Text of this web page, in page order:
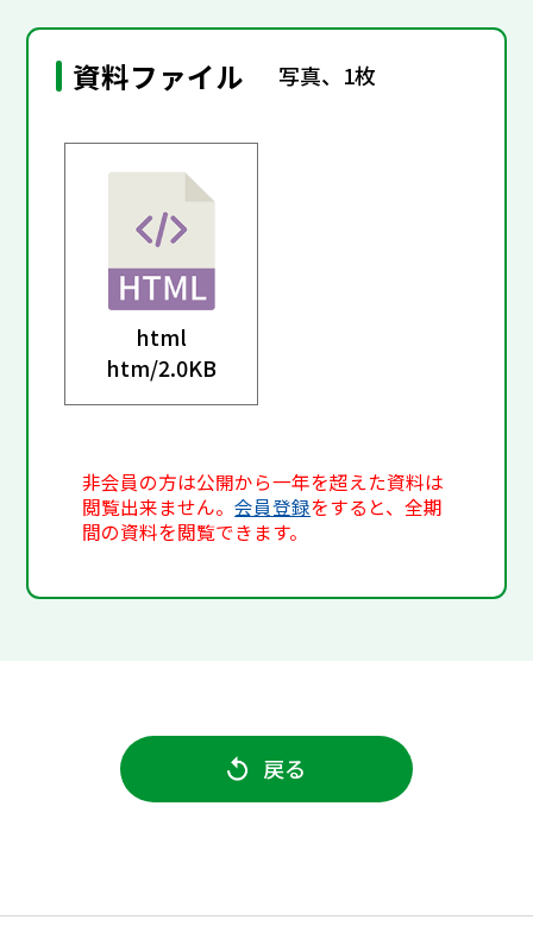
資料ファイル 写真、1枚
html
htm/2.0KB
非会員の方は公開から一年を超えた資料は
閲覧出来ません。会員登録をすると、全期
間の資料を閲覧できます。
戻る